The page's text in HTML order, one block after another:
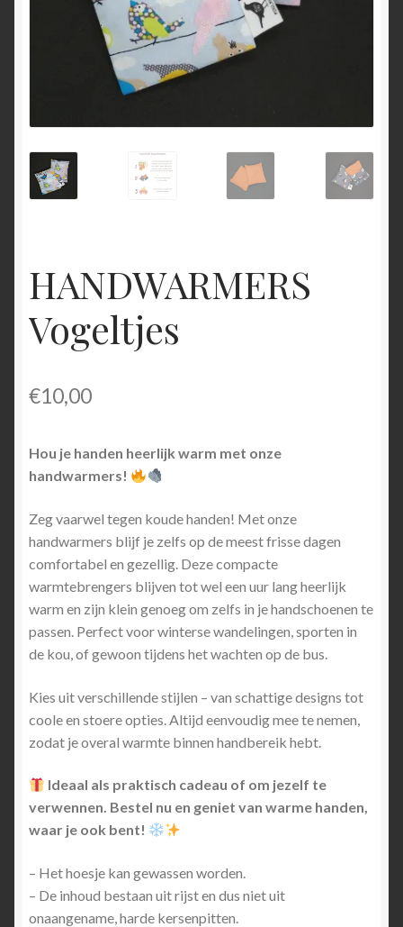
HANDWARMERS
Vogeltjes
€10,00
Hou je handen heerlijk warm met onze
handwarmers!
Zeg vaarwel tegen koude handen! Met onze
handwarmers blijf je zelfs op de meest frisse dagen
comfortabel en gezellig. Deze compacte
warmtebrengers blijven tot wel een uur lang heerlijk
warm en zijn klein genoeg om zelfs in je handschoenen te
passen. Perfect voor winterse wandelingen, sporten in
de kou, of gewoon tijdens het wachten op de bus.
Kies uit verschillende stijlen – van schattige designs tot
coole en stoere opties. Altijd eenvoudig mee te nemen,
zodat je overal warmte binnen handbereik hebt.
Ideaal als praktisch cadeau of om jezelf te
verwennen. Bestel nu en geniet van warme handen,
waar je ook bent!
– Het hoesje kan gewassen worden.
– De inhoud bestaan uit rijst en dus niet uit
onaangename, harde kersenpitten.